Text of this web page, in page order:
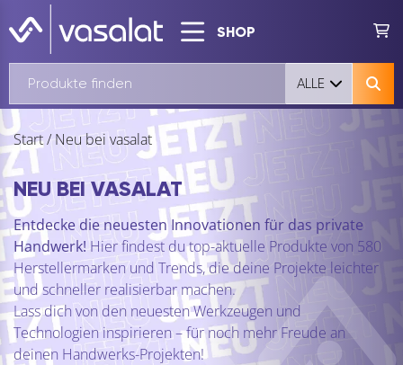
SHOP
ALLE
Start/Neu bei vasalat
NEU BEI VASALAT
Entdecke die neuesten Innovationen für das private
Handwerk! Hier findest du top-aktuelle Produkte von 580
Herstellermarken und Trends, die deine Projekte leichter
und schneller realisierbar machen.
Lass dich von den neuesten Werkzeugen und
Technologien inspirieren – für noch mehr Freude an
deinen Handwerks-Projekten!